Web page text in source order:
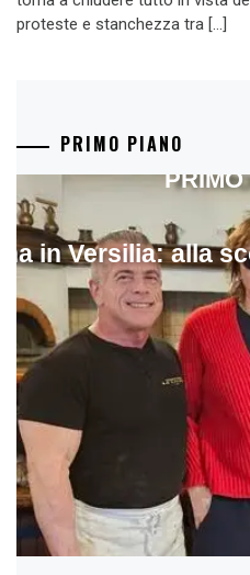
proteste e stanchezza tra […]
PRIMO PIANO
in Versilia: alla